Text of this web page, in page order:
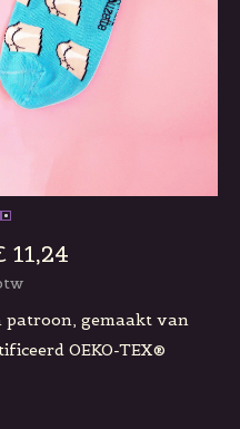
11,24
patroon, gemaakt van
OEKO-TEX®️